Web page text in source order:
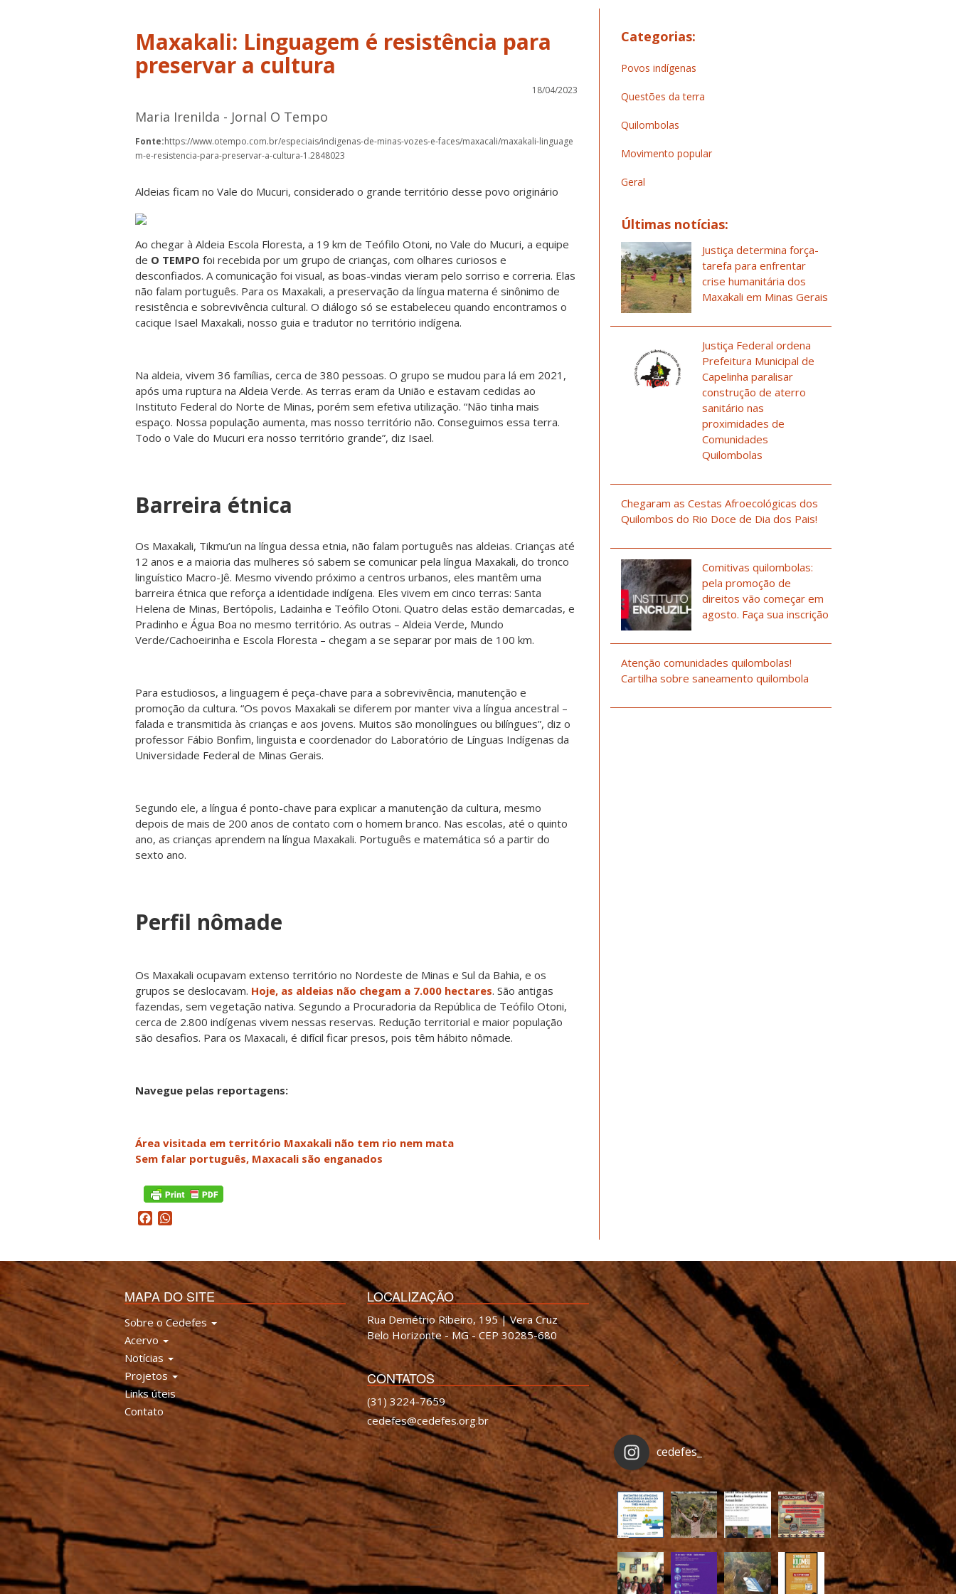
Maxakali: Linguagem é resistência para
preservar a cultura
18/04/2023
Maria Irenilda - Jornal O Tempo
Fonte:https://www.otempo.com.br/especiais/indigenas-de-minas-vozes-e-faces/maxacali/maxakali-linguage
m-e-resistencia-para-preservar-a-cultura-1.2848023
Aldeias ficam no Vale do Mucuri, considerado o grande território desse povo originário
Ao chegar à Aldeia Escola Floresta, a 19 km de Teófilo Otoni, no Vale do Mucuri, a equipe
de O TEMPO foi recebida por um grupo de crianças, com olhares curiosos e
desconfiados. A comunicação foi visual, as boas-vindas vieram pelo sorriso e correria. Elas
não falam português. Para os Maxakali, a preservação da língua materna é sinônimo de
resistência e sobrevivência cultural. O diálogo só se estabeleceu quando encontramos o
cacique Isael Maxakali, nosso guia e tradutor no território indígena.
Na aldeia, vivem 36 famílias, cerca de 380 pessoas. O grupo se mudou para lá em 2021,
após uma ruptura na Aldeia Verde. As terras eram da União e estavam cedidas ao
Instituto Federal do Norte de Minas, porém sem efetiva utilização. “Não tinha mais
espaço. Nossa população aumenta, mas nosso território não. Conseguimos essa terra.
Todo o Vale do Mucuri era nosso território grande”, diz Isael.
Barreira étnica
Os Maxakali, Tikmu’un na língua dessa etnia, não falam português nas aldeias. Crianças até
12 anos e a maioria das mulheres só sabem se comunicar pela língua Maxakali, do tronco
linguístico Macro-Jê. Mesmo vivendo próximo a centros urbanos, eles mantêm uma
barreira étnica que reforça a identidade indígena. Eles vivem em cinco terras: Santa
Helena de Minas, Bertópolis, Ladainha e Teófilo Otoni. Quatro delas estão demarcadas, e
Pradinho e Água Boa no mesmo território. As outras – Aldeia Verde, Mundo
Verde/Cachoeirinha e Escola Floresta – chegam a se separar por mais de 100 km.
Para estudiosos, a linguagem é peça-chave para a sobrevivência, manutenção e
promoção da cultura. “Os povos Maxakali se diferem por manter viva a língua ancestral –
falada e transmitida às crianças e aos jovens. Muitos são monolíngues ou bilíngues”, diz o
professor Fábio Bonfim, linguista e coordenador do Laboratório de Línguas Indígenas da
Universidade Federal de Minas Gerais.
Segundo ele, a língua é ponto-chave para explicar a manutenção da cultura, mesmo
depois de mais de 200 anos de contato com o homem branco. Nas escolas, até o quinto
ano, as crianças aprendem na língua Maxakali. Português e matemática só a partir do
sexto ano.
Perfil nômade
Os Maxakali ocupavam extenso território no Nordeste de Minas e Sul da Bahia, e os
grupos se deslocavam. Hoje, as aldeias não chegam a 7.000 hectares. São antigas
fazendas, sem vegetação nativa. Segundo a Procuradoria da República de Teófilo Otoni,
cerca de 2.800 indígenas vivem nessas reservas. Redução territorial e maior população
são desafios. Para os Maxacali, é difícil ficar presos, pois têm hábito nômade.
Navegue pelas reportagens:
Área visitada em território Maxakali não tem rio nem mata
Sem falar português, Maxacali são enganados
Facebook
Categorias:
Povos indígenas
Questões da terra
Quilombolas
Movimento popular
Geral
Últimas notícias:
Justiça determina força-
tarefa para enfrentar
crise humanitária dos
Maxakali em Minas Gerais
Justiça Federal ordena
Prefeitura Municipal de
Capelinha paralisar
construção de aterro
sanitário nas
proximidades de
Comunidades
Quilombolas
Chegaram as Cestas Afroecológicas dos
Quilombos do Rio Doce de Dia dos Pais!
Comitivas quilombolas:
pela promoção de
direitos vão começar em
agosto. Faça sua inscrição
Atenção comunidades quilombolas!
Cartilha sobre saneamento quilombola
MAPA DO SITE
Sobre o Cedefes
Acervo
Notícias
Projetos
Links úteis
Contato
LOCALIZAÇÃO
Rua Demétrio Ribeiro, 195 | Vera Cruz
Belo Horizonte - MG - CEP 30285-680
CONTATOS
(31) 3224-7659
cedefes@cedefes.org.br
cedefes_